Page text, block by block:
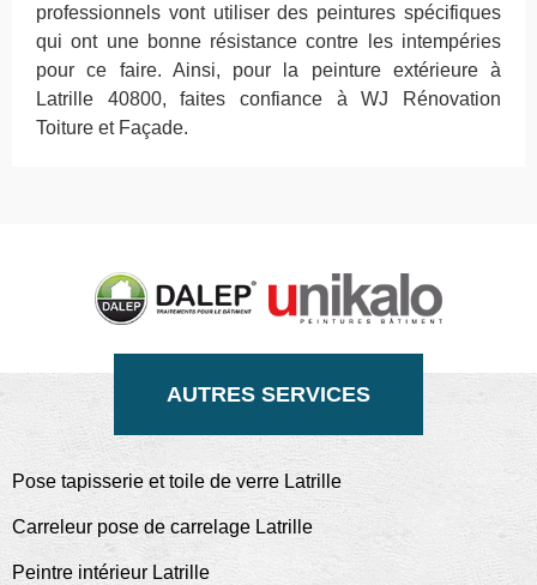
professionnels vont utiliser des peintures spécifiques
qui ont une bonne résistance contre les intempéries
pour ce faire. Ainsi, pour la peinture extérieure à
Latrille 40800, faites confiance à WJ Rénovation
Toiture et Façade.
AUTRES SERVICES
Pose tapisserie et toile de verre Latrille
Carreleur pose de carrelage Latrille
Peintre intérieur Latrille